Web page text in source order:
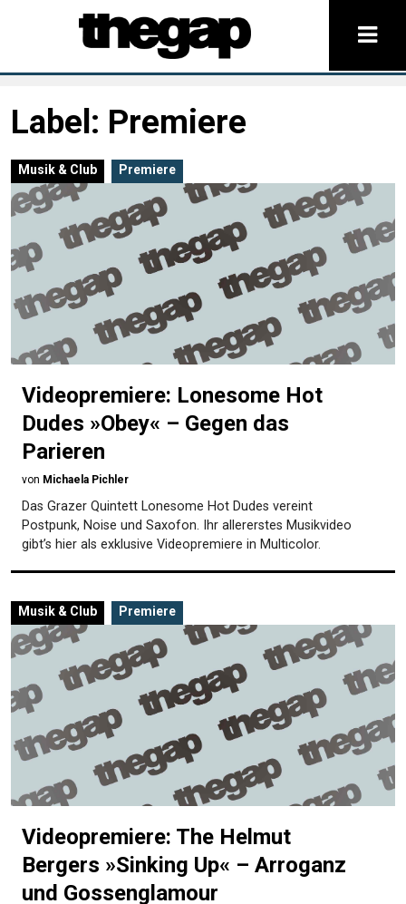
Label: Premiere
Musik & Club Premiere
Videopremiere: Lonesome Hot
Dudes »Obey« – Gegen das
Parieren
von Michaela Pichler
Das Grazer Quintett Lonesome Hot Dudes vereint
Postpunk, Noise und Saxofon. Ihr allererstes Musikvideo
gibt’s hier als exklusive Videopremiere in Multicolor.
Musik & Club Premiere
Videopremiere: The Helmut
Bergers »Sinking Up« – Arroganz
und Gossenglamour